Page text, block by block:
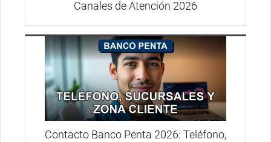
Canales de Atención 2026
Contacto Banco Penta 2026: Teléfono,